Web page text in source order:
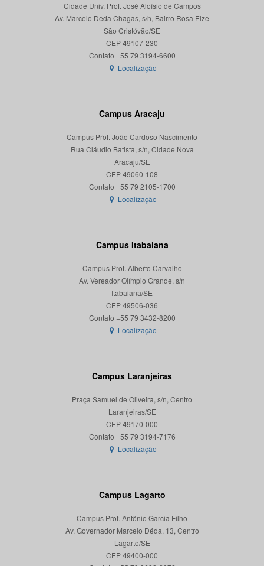
Cidade Univ. Prof. José Aloísio de Campos
Av. Marcelo Deda Chagas, s/n, Bairro Rosa Elze
São Cristóvão/SE
CEP 49107-230
Localização
Campus Aracaju
Campus Prof. João Cardoso Nascimento
Rua Cláudio Batista, s/n, Cidade Nova
Aracaju/SE
CEP 49060-108
Localização
Campus Itabaiana
Campus Prof. Alberto Carvalho
Av. Vereador Olímpio Grande, s/n
Itabaiana/SE
CEP 49506-036
Localização
Campus Laranjeiras
Praça Samuel de Oliveira, s/n, Centro
Laranjeiras/SE
CEP 49170-000
Localização
Campus Lagarto
Campus Prof. Antônio Garcia Filho
Av. Governador Marcelo Déda, 13, Centro
Lagarto/SE
CEP 49400-000